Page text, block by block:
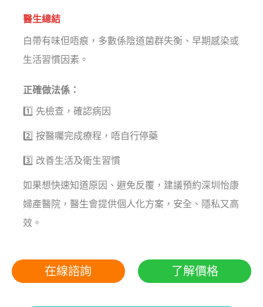
醫生總結
白帶有味但唔痕，多數係陰道菌群失衡、早期感染或
生活習慣因素。
正確做法係：
1️⃣ 先檢查，確認病因
2️⃣ 按醫囑完成療程，唔自行停藥
3️⃣ 改善生活及衛生習慣
如果想快速知道原因、避免反覆，建議預約深圳怡康
婦產醫院，醫生會提供個人化方案，安全、隱私又高
效。
在線諮詢 了解價格